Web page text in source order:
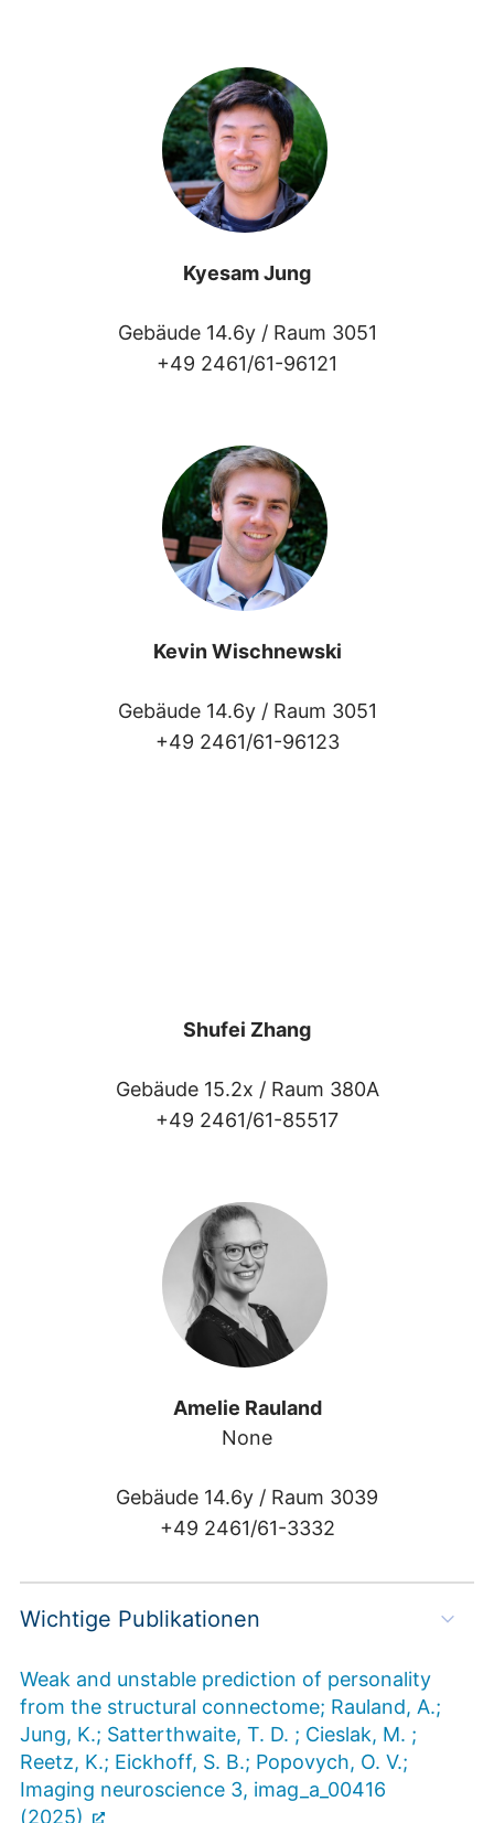
Kyesam Jung
Gebäude 14.6y / Raum 3051
+49 2461/61-96121
Kevin Wischnewski
Gebäude 14.6y / Raum 3051
+49 2461/61-96123
Shufei Zhang
Gebäude 15.2x / Raum 380A
+49 2461/61-85517
Amelie Rauland
None
Gebäude 14.6y / Raum 3039
+49 2461/61-3332
Wichtige Publikationen
Weak and unstable prediction of personality
from the structural connectome; Rauland, A.;
Jung, K.; Satterthwaite, T. D. ; Cieslak, M. ;
Reetz, K.; Eickhoff, S. B.; Popovych, O. V.;
Imaging neuroscience 3, imag_a_00416
(2025)